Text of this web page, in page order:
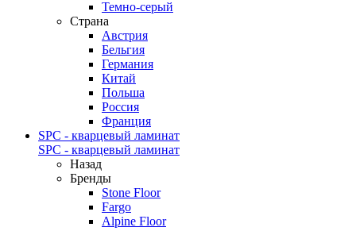
Темно-серый
Страна
Австрия
Бельгия
Германия
Китай
Польша
Россия
Франция
SPC - кварцевый ламинат
SPC - кварцевый ламинат
Назад
Бренды
Stone Floor
Fargo
Alpine Floor